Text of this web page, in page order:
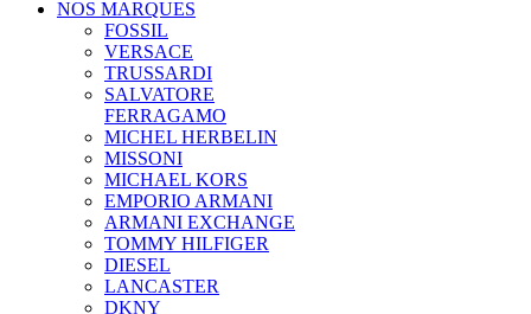
NOS MARQUES
FOSSIL
VERSACE
TRUSSARDI
SALVATORE
FERRAGAMO
MICHEL HERBELIN
MISSONI
MICHAEL KORS
EMPORIO ARMANI
ARMANI EXCHANGE
TOMMY HILFIGER
DIESEL
LANCASTER
DKNY